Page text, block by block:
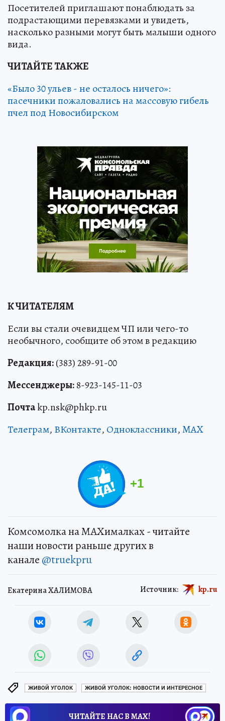
Посетителей приглашают понаблюдать за
подрастающими перевязками и увидеть,
насколько разными могут быть малыши одного
вида.
ЧИТАЙТЕ ТАКЖЕ
«Было 30 ульев - не осталось ничего»:
пасечники пожаловались на массовую гибель
пчел под Новосибирском
К ЧИТАТЕЛЯМ
Если вы стали очевидцем ЧП или чего-то
необычного, сообщите об этом в редакцию
Редакция:(383) 289-91-00
Мессенджеры:8-923-145-11-03
Почтаkp.nsk@phkp.ru
Телеграм, ВКонтакте, Одноклассники,MAX
+1
Комсомолка на MAXималках - читайте
наши новости раньше других в
канале @truekpru
Екатерина ХАЛИМОВА Источник: kp.ru
ЖИВОЙ УГОЛОК ЖИВОЙ УГОЛОК: НОВОСТИ И ИНТЕРЕСНОЕ
ЧИТАЙТЕ НАС В МАХ!